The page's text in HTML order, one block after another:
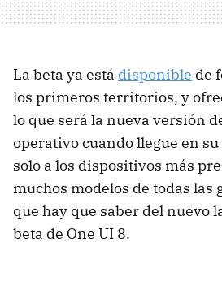
La beta ya está disponible de
los primeros territorios, y
lo que será la nueva versión
operativo cuando llegue en
solo a los dispositivos más
muchos modelos de todas las
que hay que saber del nuevo
beta de One UI 8.